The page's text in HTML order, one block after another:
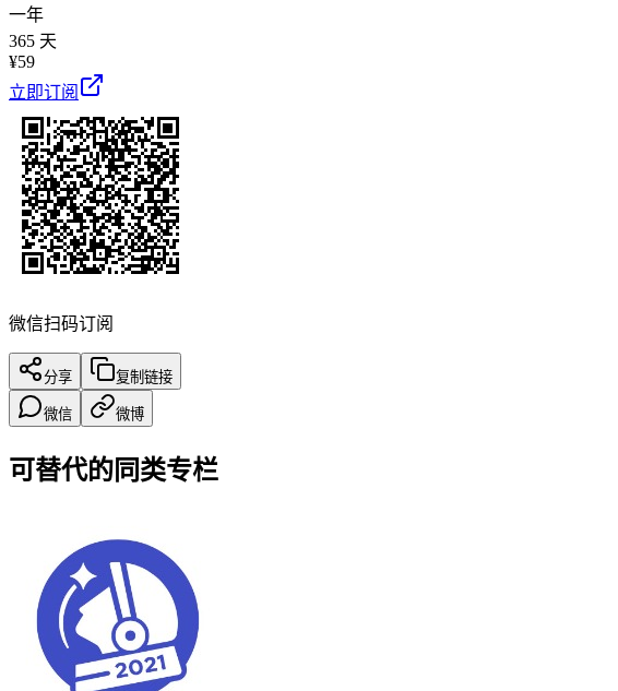
一年
365 天
¥59
立即订阅
微信扫码订阅
分享 复制链接
微信 微博
可替代的同类专栏